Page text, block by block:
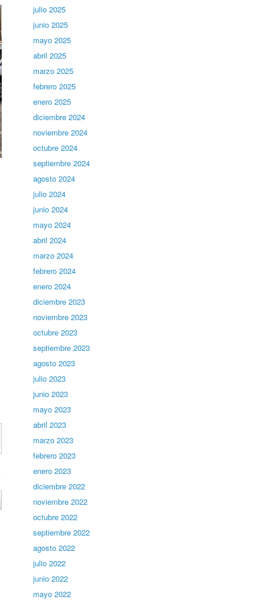
julio 2025
junio 2025
mayo 2025
abril 2025
marzo 2025
febrero 2025
enero 2025
diciembre 2024
noviembre 2024
octubre 2024
septiembre 2024
agosto 2024
julio 2024
junio 2024
mayo 2024
abril 2024
marzo 2024
febrero 2024
enero 2024
diciembre 2023
noviembre 2023
octubre 2023
septiembre 2023
agosto 2023
julio 2023
junio 2023
mayo 2023
abril 2023
marzo 2023
febrero 2023
enero 2023
diciembre 2022
noviembre 2022
octubre 2022
septiembre 2022
agosto 2022
julio 2022
junio 2022
mayo 2022